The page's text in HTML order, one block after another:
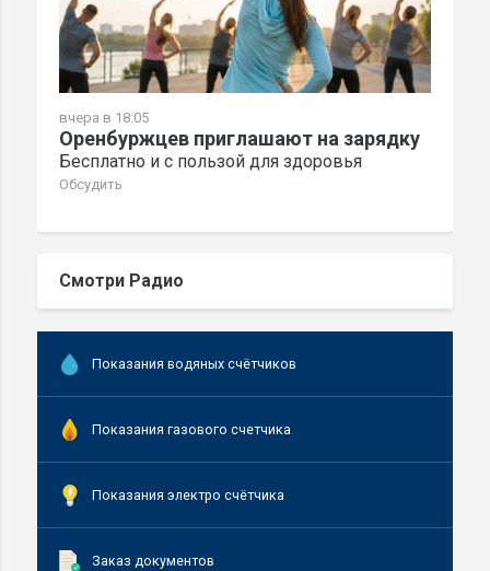
вчера в 18:05
Оренбуржцев приглашают на зарядку
Бесплатно и с пользой для здоровья
Обсудить
Смотри Радио
Показания водяных счётчиков
Показания газового счетчика
Показания электро счётчика
Заказ документов